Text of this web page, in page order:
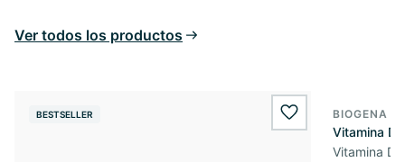
Ver todos los productos
BESTSELLER wishlist.add
BIOGENA
Vitamina
Vitamina